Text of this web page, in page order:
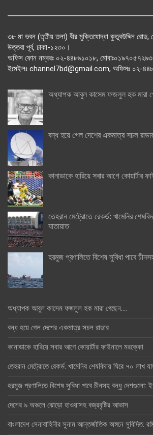
৩৮ মা ভবন (তৃতীয় তলা) বীর মুক্তিযোদ্ধা কুতুবউদ্দিন রোড,
উত্তরা পূর্ব, ঢাকা-১২৩০।
অফিস ফোন নম্বরঃ ০২-৪৪৮৯১০১৮,
ইমেইলঃ channel7bd@gmail.com, অফিসঃ ০২-
অধ্যাপক আবুল কাসেম ফজলুল হক মারা
বন্ধ হয়ে গেল দেশের একমাত্র সচল
কানাডাকে হারিয়ে সবার আগে কোয়ার্টার
তেহরান মেট্রোতে রেকর্ড: খামেনির
যাতায়াত
হরমুজ প্রণালিতে বিশেষ সুবিধা পাবে
অধ্যাপক আবুল কাসেম ফজলুল হক মারা গেছেন….
বন্ধ হয়ে গেল দেশের একমাত্র সচল রাডার
কানাডাকে হারিয়ে সবার আগে কোয়ার্টার ফাইনালে মরক্কো
তেহরান মেট্রোতে রেকর্ড: খামেনির শেষবিদায় ঘিরে ৭০ লাখ
হরমুজ প্রণালিতে বিশেষ সুবিধা পাবে চীনসহ বন্ধু দেশগুলো:
দেশের ৯ অঞ্চলে ঝোড়ো হাওয়াসহ বজ্রবৃষ্টির আভাস
বাংলাদেশ সেনাবাহিনীর সুনাম আন্তর্জাতিক অঙ্গনে সুবিদিত: